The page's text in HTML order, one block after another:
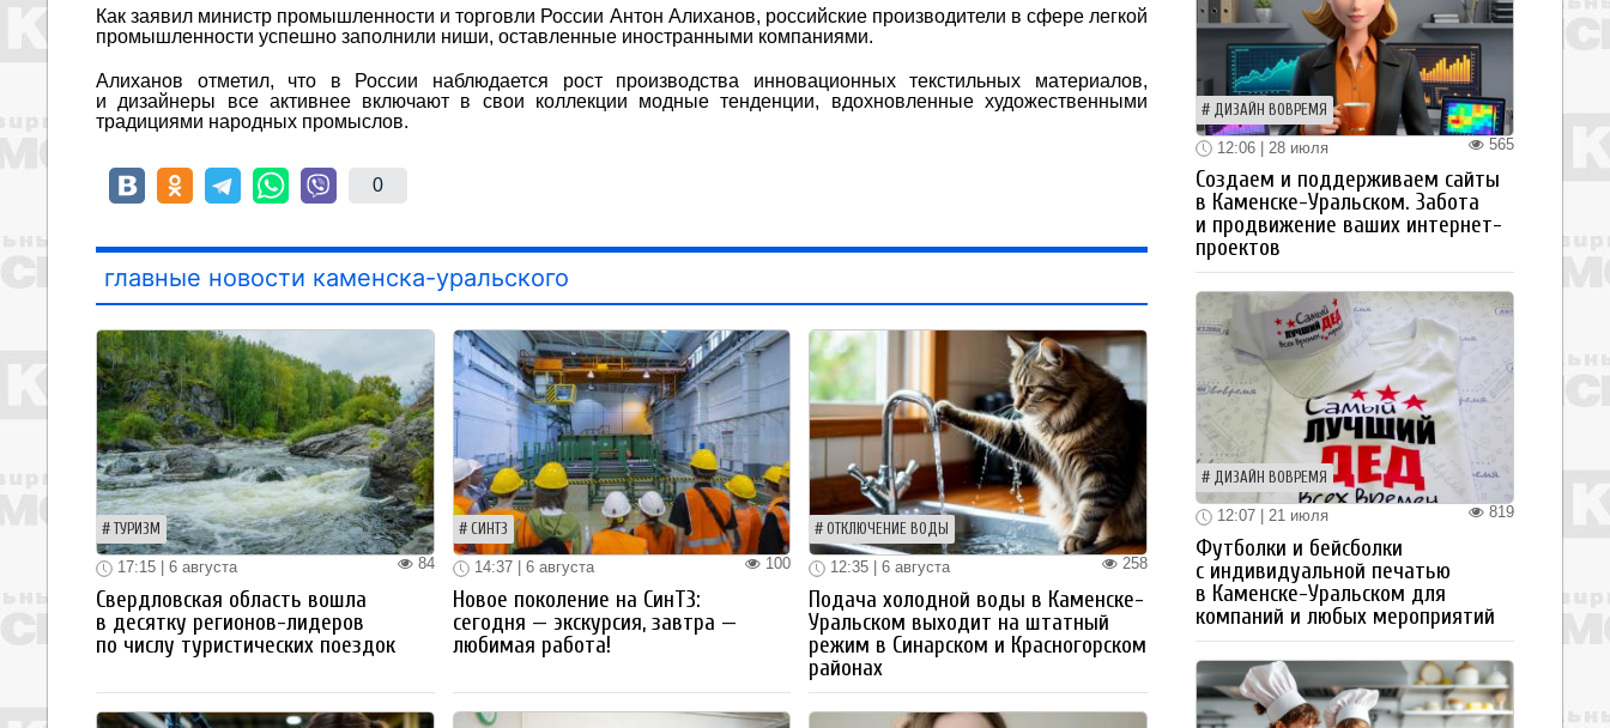
Как заявил министр промышленности и торговли России Антон Алиханов, российские производители в сфере легкой
промышленности успешно заполнили ниши, оставленные иностранными компаниями.
Алиханов отметил, что в России наблюдается рост производства инновационных текстильных материалов,
и дизайнеры все активнее включают в свои коллекции модные тенденции, вдохновленные художественными
традициями народных промыслов.
0
главные новости каменска-уральского
ТУРИЗМ
84
17:15 | 6 августа
Свердловская область вошла
в десятку регионов-лидеров
по числу туристических поездок
СИНТЗ
100
14:37 | 6 августа
Новое поколение на СинТЗ:
сегодня — экскурсия, завтра —
любимая работа!
ОТКЛЮЧЕНИЕ ВОДЫ
258
12:35 | 6 августа
Подача холодной воды в Каменске-
Уральском выходит на штатный
режим в Синарском и Красногорском
районах
ДИЗАЙН ВОВРЕМЯ
565
12:06 | 28 июля
Создаем и поддерживаем сайты
в Каменске-Уральском. Забота
и продвижение ваших интернет-
проектов
ДИЗАЙН ВОВРЕМЯ
819
12:07 | 21 июля
Футболки и бейсболки
с индивидуальной печатью
в Каменске-Уральском для
компаний и любых мероприятий